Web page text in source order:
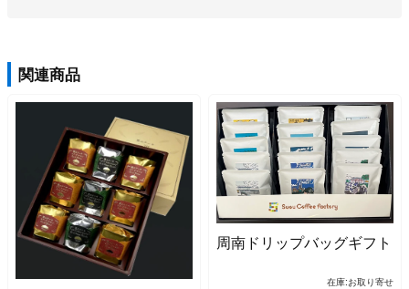
関連商品
周南ドリップバッグギフト
在庫:お取り寄せ